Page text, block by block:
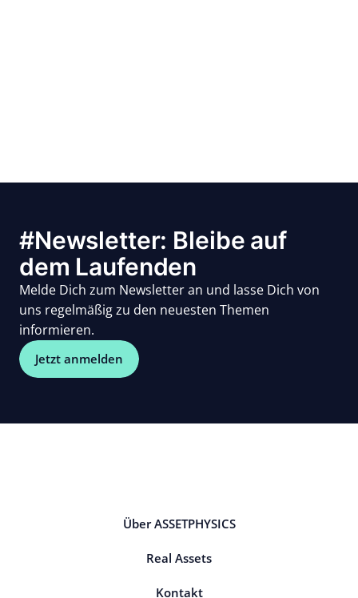
#Newsletter: Bleibe auf
dem Laufenden
Melde Dich zum Newsletter an und lasse Dich von
uns regelmäßig zu den neuesten Themen
informieren.
Jetzt anmelden
Über ASSETPHYSICS
Real Assets
Kontakt